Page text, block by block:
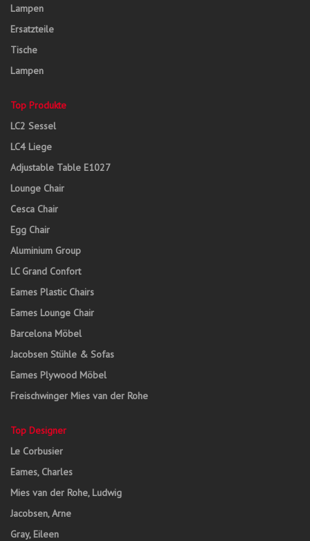
Lampen
Ersatzteile
Tische
Lampen
Top Produkte
LC2 Sessel
LC4 Liege
Adjustable Table E1027
Lounge Chair
Cesca Chair
Egg Chair
Aluminium Group
LC Grand Confort
Eames Plastic Chairs
Eames Lounge Chair
Barcelona Möbel
Jacobsen Stühle & Sofas
Eames Plywood Möbel
Freischwinger Mies van der Rohe
Top Designer
Le Corbusier
Eames, Charles
Mies van der Rohe, Ludwig
Jacobsen, Arne
Gray, Eileen